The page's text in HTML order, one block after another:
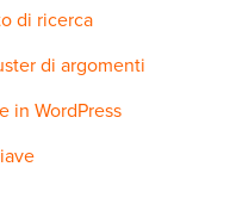
di ricerca
di argomenti
in WordPress